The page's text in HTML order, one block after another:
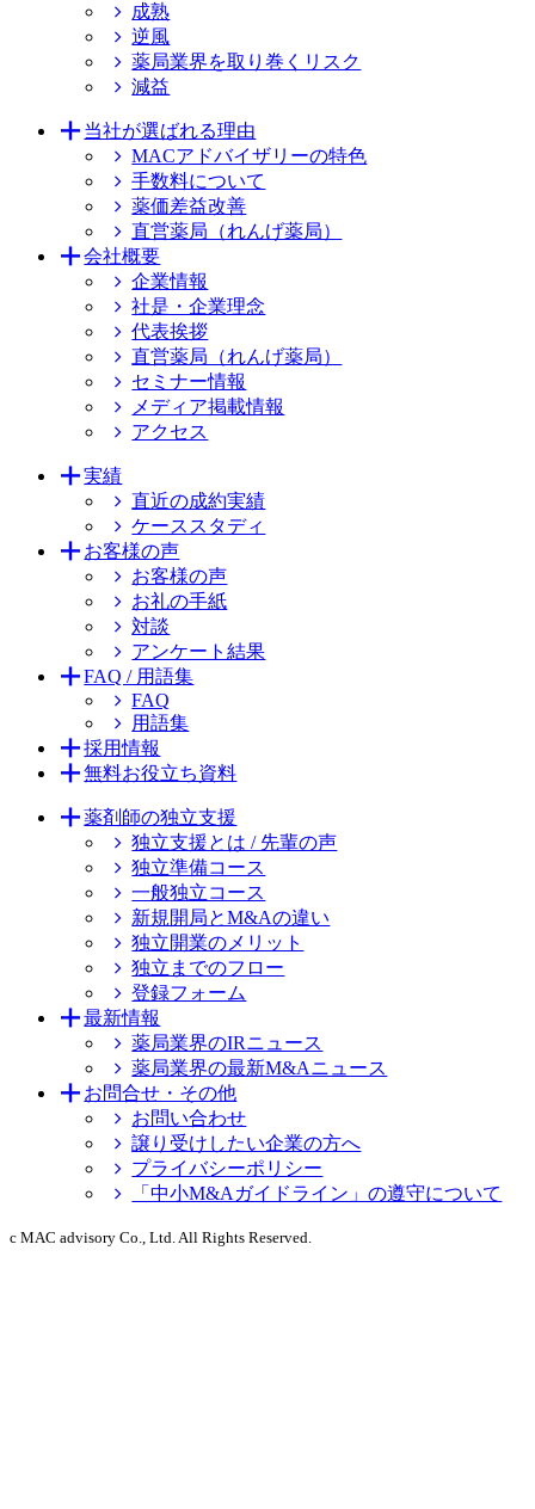
成熟
逆風
薬局業界を取り巻くリスク
減益
当社が選ばれる理由
MACアドバイザリーの特色
手数料について
薬価差益改善
直営薬局（れんげ薬局）
会社概要
企業情報
社是・企業理念
代表挨拶
直営薬局（れんげ薬局）
セミナー情報
メディア掲載情報
アクセス
実績
直近の成約実績
ケーススタディ
お客様の声
お客様の声
お礼の手紙
対談
アンケート結果
FAQ / 用語集
FAQ
用語集
採用情報
無料お役立ち資料
薬剤師の独立支援
独立支援とは / 先輩の声
独立準備コース
一般独立コース
新規開局とM&Aの違い
独立開業のメリット
独立までのフロー
登録フォーム
最新情報
薬局業界のIRニュース
薬局業界の最新M&Aニュース
お問合せ・その他
お問い合わせ
譲り受けしたい企業の方へ
プライバシーポリシー
「中小M&Aガイドライン」の遵守について
c MAC advisory Co., Ltd. All Rights Reserved.